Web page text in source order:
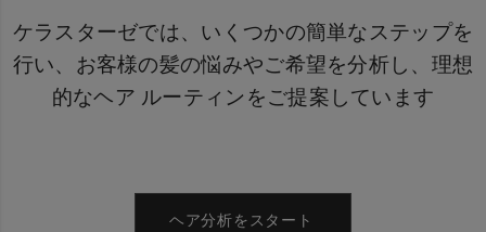
ケラスターゼでは、いくつかの簡単なステップを
行い、お客様の髪の悩みやご希望を分析し、理想
的なヘア ルーティンをご提案しています
ヘア分析をスタート